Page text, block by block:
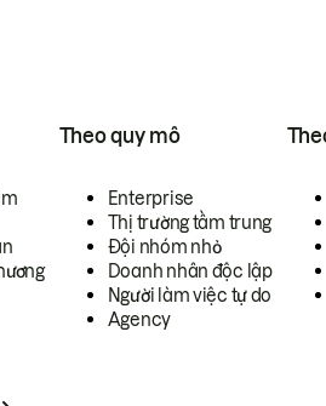
Theo quy mô
Enterprise
Thị trường tầm trung
Đội nhóm nhỏ
Doanh nhân độc lập
Người làm việc tự do
Agency